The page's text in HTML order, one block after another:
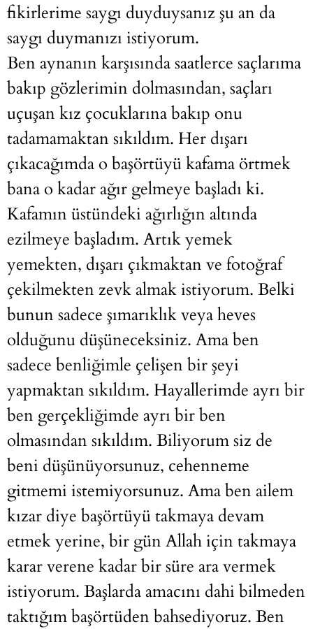
fikirlerime saygı duyduysanız şu an da
saygı duymanızı istiyorum.
Ben aynanın karşısında saatlerce saçlarıma
bakıp gözlerimin dolmasından, saçları
uçuşan kız çocuklarına bakıp onu
tadamamaktan sıkıldım. Her dışarı
çıkacağımda o başörtüyü kafama örtmek
bana o kadar ağır gelmeye başladı ki.
Kafamın üstündeki ağırlığın altında
ezilmeye başladım. Artık yemek
yemekten, dışarı çıkmaktan ve fotoğraf
çekilmekten zevk almak istiyorum. Belki
bunun sadece şımarıklık veya heves
olduğunu düşüneceksiniz. Ama ben
sadece benliğimle çelişen bir şeyi
yapmaktan sıkıldım. Hayallerimde ayrı bir
ben gerçekliğimde ayrı bir ben
olmasından sıkıldım. Biliyorum siz de
beni düşünüyorsunuz, cehenneme
gitmemi istemiyorsunuz. Ama ben ailem
kızar diye başörtüyü takmaya devam
etmek yerine, bir gün Allah için takmaya
karar verene kadar bir süre ara vermek
istiyorum. Başlarda amacını dahi bilmeden
taktığım başörtüden bahsediyoruz. Ben